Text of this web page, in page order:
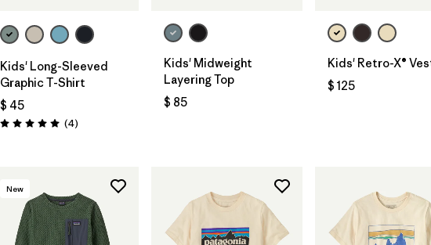
Kids' Long-Sleeved
Graphic T-Shirt
$ 45
Valoración: 5.0 / 5
(4Comentarios
)
Kids' Midweight
Layering Top
$ 85
Kids' Retro-X®
$ 125
New